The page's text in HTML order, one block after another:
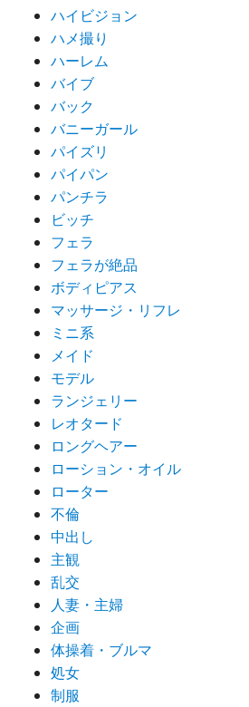
ハイビジョン
ハメ撮り
ハーレム
バイブ
バック
バニーガール
パイズリ
パイパン
パンチラ
ビッチ
フェラ
フェラが絶品
ボディピアス
マッサージ・リフレ
ミニ系
メイド
モデル
ランジェリー
レオタード
ロングヘアー
ローション・オイル
ローター
不倫
中出し
主観
乱交
人妻・主婦
企画
体操着・ブルマ
処女
制服